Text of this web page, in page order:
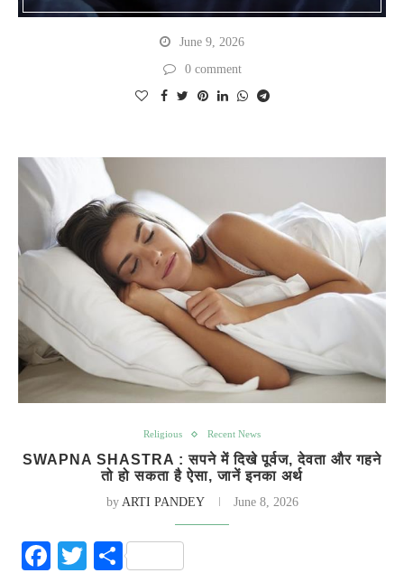
June 9, 2026
0 comment
Religious Recent News
SWAPNA SHASTRA : सपने में दिखे पूर्वज, देवता और गहने
तो हो सकता है ऐसा, जानें इनका अर्थ
by ARTI PANDEY June 8, 2026
Facebook
Twitter
Share